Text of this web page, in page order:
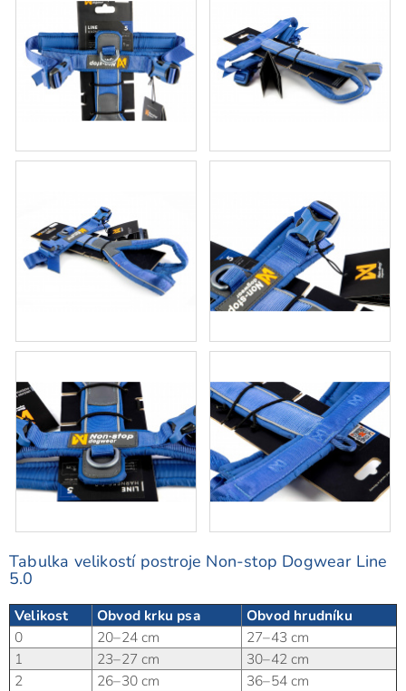
Tabulka velikostí postroje Non-stop Dogwear Line
5.0
Velikost Obvod krku psa
Obvod hrudníku
0
20–24 cm
27–43 cm
1
23–27 cm
30–42 cm
2
26–30 cm
36–54 cm